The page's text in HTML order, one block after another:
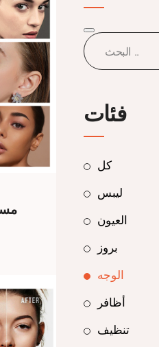
فئات
كل
ليبس
العيون
بروز
الوجه
أظافر
تنظيف